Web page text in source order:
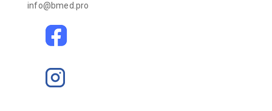
info@bmed.pro